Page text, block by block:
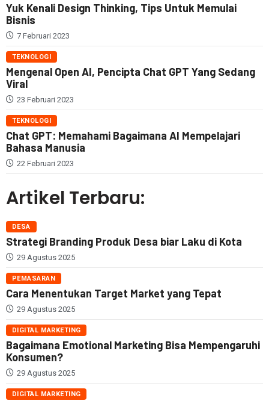
Yuk Kenali Design Thinking, Tips Untuk Memulai
Bisnis
7 Februari 2023
TEKNOLOGI
Mengenal Open AI, Pencipta Chat GPT Yang Sedang
Viral
23 Februari 2023
TEKNOLOGI
Chat GPT: Memahami Bagaimana AI Mempelajari
Bahasa Manusia
22 Februari 2023
Artikel Terbaru:
DESA
Strategi Branding Produk Desa biar Laku di Kota
29 Agustus 2025
PEMASARAN
Cara Menentukan Target Market yang Tepat
29 Agustus 2025
DIGITAL MARKETING
Bagaimana Emotional Marketing Bisa Mempengaruhi
Konsumen?
29 Agustus 2025
DIGITAL MARKETING